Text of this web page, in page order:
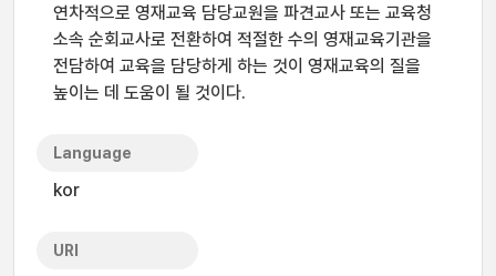
연차적으로 영재교육 담당교원을 파견교사 또는 교육청
소속 순회교사로 전환하여 적절한 수의 영재교육기관을
전담하여 교육을 담당하게 하는 것이 영재교육의 질을
높이는 데 도움이 될 것이다.
Language
kor
URI